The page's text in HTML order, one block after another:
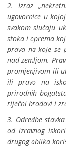
2. Izraz
ugovornice u
svakom slučaju
stoka i oprema
prava na koje se
nad zemljom.
promjenjivom ili
ili pravo na
prirodnih
riječni brodovi i
3. Odredbe
od izravnog
drugog oblika